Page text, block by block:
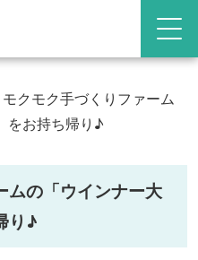
モクモク手づくりファーム
をお持ち帰り♪
ムの「ウインナー大
り♪